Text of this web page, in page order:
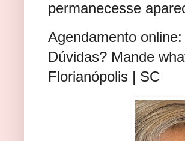
permanecesse
Agendamento online:
Dúvidas? Mande
Florianópolis | SC⠀⠀⠀